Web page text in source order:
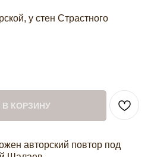
у стен Страстного
КОРЗИНУ
авторский повтор под